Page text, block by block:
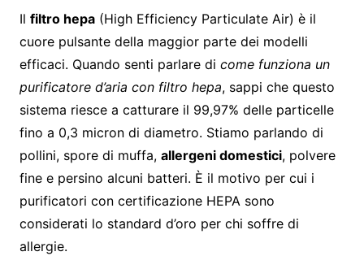
Il filtro hepa(High Efficiency Particulate Air) è il
cuore pulsante della maggior parte dei modelli
efficaci. Quando senti parlare di come funziona un
purificatore d’aria con filtro hepa, sappi che questo
sistema riesce a catturare il 99,97% delle particelle
fino a 0,3 micron di diametro. Stiamo parlando di
pollini, spore di muffa, allergeni domestici, polvere
fine e persino alcuni batteri. È il motivo per cui i
purificatori con certificazione HEPA sono
considerati lo standard d’oro per chi soffre di
allergie.